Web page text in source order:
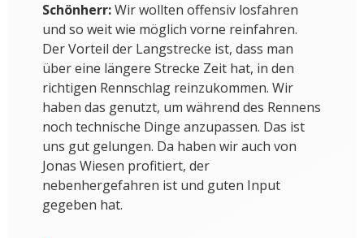
Schönherr:Wir wollten offensiv losfahren
und so weit wie möglich vorne reinfahren.
Der Vorteil der Langstrecke ist, dass man
über eine längere Strecke Zeit hat, in den
richtigen Rennschlag reinzukommen. Wir
haben das genutzt, um während des Rennens
noch technische Dinge anzupassen. Das ist
uns gut gelungen. Da haben wir auch von
Jonas Wiesen profitiert, der
nebenhergefahren ist und guten Input
gegeben hat.